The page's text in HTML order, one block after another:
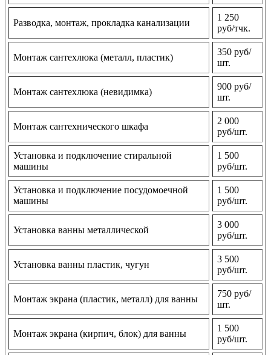
Разводка, монтаж, прокладка канализации
1 250
руб/тчк.
Монтаж сантехлюка (металл, пластик)
350 руб/
шт.
Монтаж сантехлюка (невидимка)
900 руб/
шт.
Монтаж сантехнического шкафа
2 000
руб/шт.
Установка и подключение стиральной
машины
1 500
руб/шт.
Установка и подключение посудомоечной
машины
1 500
руб/шт.
Установка ванны металлической
3 000
руб/шт.
Установка ванны пластик, чугун
3 500
руб/шт.
Монтаж экрана (пластик, металл) для ванны
750 руб/
шт.
Монтаж экрана (кирпич, блок) для ванны
1 500
руб/шт.